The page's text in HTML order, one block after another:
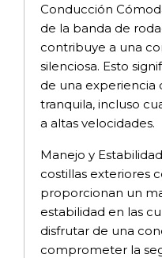
Conducción
de la banda de
contribuye a una
silenciosa. Esto
de una experiencia
tranquila, incluso
a altas velocidades.
Manejo y
costillas exteriores
proporcionan un
estabilidad en las
disfrutar de una
comprometer la